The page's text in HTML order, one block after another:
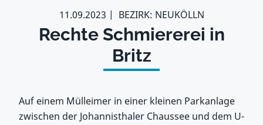
11.09.2023 BEZIRK: NEUKÖLLN
Rechte Schmiererei in
Britz
Auf einem Mülleimer in einer kleinen Parkanlage
zwischen der Johannisthaler Chaussee und dem U-